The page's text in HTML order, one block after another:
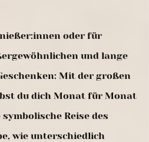
oder für
und lange
Mit der großen
du dich Monat für Monat
Reise des
wie unterschiedlich